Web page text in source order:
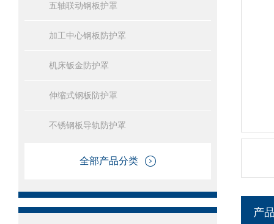
五轴联动钢板护罩
加工中心钢板防护罩
机床钣金防护罩
伸缩式钢板防护罩
不锈钢板导轨防护罩
全部产品分类
产